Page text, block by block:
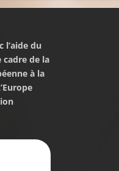
l’aide du
cadre de la
à la